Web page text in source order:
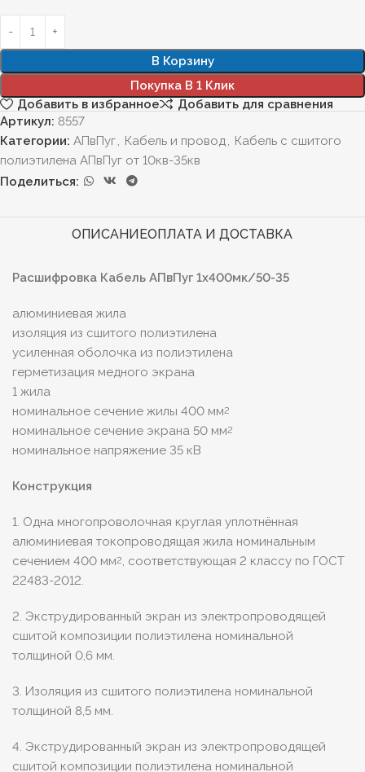
В Корзину
Покупка В 1 Клик
Добавить в избранное
Добавить для сравнения
Артикул: 8557
Категории: АПвПуг, Кабель и провод, Кабель с сшитого
полиэтилена АПвПуг от 10кв-35кв
Поделиться:
ОПИСАНИЕОПЛАТА И ДОСТАВКА
Расшифровка Кабель АПвПуг 1х400мк/50-35
алюминиевая жила
изоляция из сшитого полиэтилена
усиленная оболочка из полиэтилена
герметизация медного экрана
1 жила
номинальное сечение жилы 400 мм2
номинальное сечение экрана 50 мм2
номинальное напряжение 35 кВ
Конструкция
1. Одна многопроволочная круглая уплотнённая
алюминиевая токопроводящая жила номинальным
сечением 400 мм2, соответствующая 2 классу по ГОСТ
22483-2012.
2. Экструдированный экран из электропроводящей
сшитой композиции полиэтилена номинальной
толщиной 0,6 мм.
3. Изоляция из сшитого полиэтилена номинальной
толщиной 8,5 мм.
4. Экструдированный экран из электропроводящей
сшитой композиции полиэтилена номинальной